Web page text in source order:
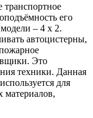
транспортное
его
– 4 х 2.
автоцистерны,
Это
техники. Данная
для
материалов,